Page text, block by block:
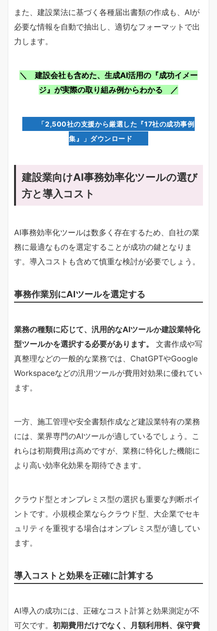
また、建設業法に基づく各種届出書類の作成も、AIが
必要な情報を自動で抽出し、適切なフォーマットで出
力します。
＼ 建設会社も含めた、生成AI活用の『成功イメー
ジ』が実際の取り組み例からわかる ／
「2,500社の支援から厳選した『17社の成功事例
集』」ダウンロード
建設業向けAI事務効率化ツールの選び
方と導入コスト
AI事務効率化ツールは数多く存在するため、自社の業
務に最適なものを選定することが成功の鍵となりま
す。導入コストも含めて慎重な検討が必要でしょう。
事務作業別にAIツールを選定する
業務の種類に応じて、汎用的なAIツールか建設業特化
型ツールかを選択する必要があります。
文書作成や写
真整理などの一般的な業務では、ChatGPTやGoogle
Workspaceなどの汎用ツールが費用対効果に優れてい
ます。
一方、施工管理や安全書類作成など建設業特有の業務
には、業界専門のAIツールが適しているでしょう。こ
れらは初期費用は高めですが、業務に特化した機能に
より高い効率化効果を期待できます。
クラウド型とオンプレミス型の選択も重要な判断ポイ
ントです。小規模企業ならクラウド型、大企業でセキ
ュリティを重視する場合はオンプレミス型が適してい
ます。
導入コストと効果を正確に計算する
AI導入の成功には、正確なコスト計算と効果測定が不
可欠です。 初期費用だけでなく、月額利用料、保守費